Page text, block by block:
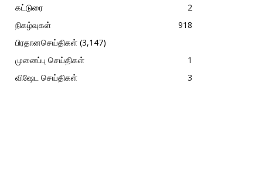
கட்டுரை
2
நிகழ்வுகள்
918
பிரதானசெய்திகள் (3,147)
முனைப்பு செய்திகள்
1
விஷேட செய்திகள்
3